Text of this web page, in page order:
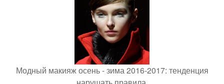
Модный макияж осень - зима 2016-2017: тенденция